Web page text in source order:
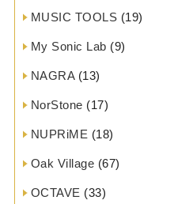
MUSIC TOOLS (19)
My Sonic Lab (9)
NAGRA(13)
NorStone (17)
NUPRiME (18)
Oak Village (67)
OCTAVE (33)